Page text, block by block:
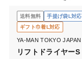
送料無料
手提げ袋L対応
ギフト巾着L対応
YA-MAN TOKYO JAPAN
リフトドライヤーS